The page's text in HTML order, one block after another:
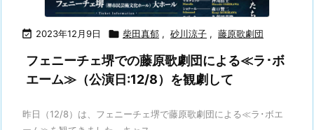
 2023年12月9日  柴田真郁 , 砂川涼子 , 藤原歌劇団
フェニーチェ堺での藤原歌劇団による≪ラ･ボ
エーム≫（公演日:12/8）を観劇して
昨日（12/8）は、フェニーチェ堺で藤原歌劇団による≪ラ･ボエ